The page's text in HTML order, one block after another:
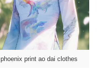
phoenix print ao dai clothes